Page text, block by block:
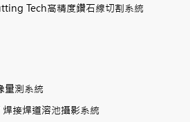
Tech高精度鑽石線切割系統
量測系統
接焊道溶池攝影系統